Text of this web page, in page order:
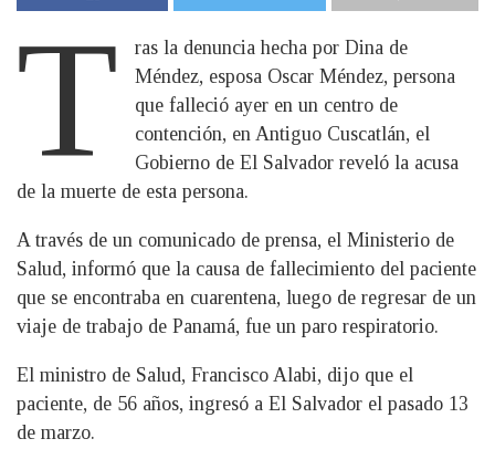
T
ras la denuncia hecha por Dina de
Méndez, esposa Oscar Méndez, persona
que falleció ayer en un centro de
contención, en Antiguo Cuscatlán, el
Gobierno de El Salvador reveló la acusa
de la muerte de esta persona.
A través de un comunicado de prensa, el Ministerio de
Salud, informó que la causa de fallecimiento del paciente
que se encontraba en cuarentena, luego de regresar de un
viaje de trabajo de Panamá, fue un paro respiratorio.
El ministro de Salud, Francisco Alabi, dijo que el
paciente, de 56 años, ingresó a El Salvador el pasado 13
de marzo.